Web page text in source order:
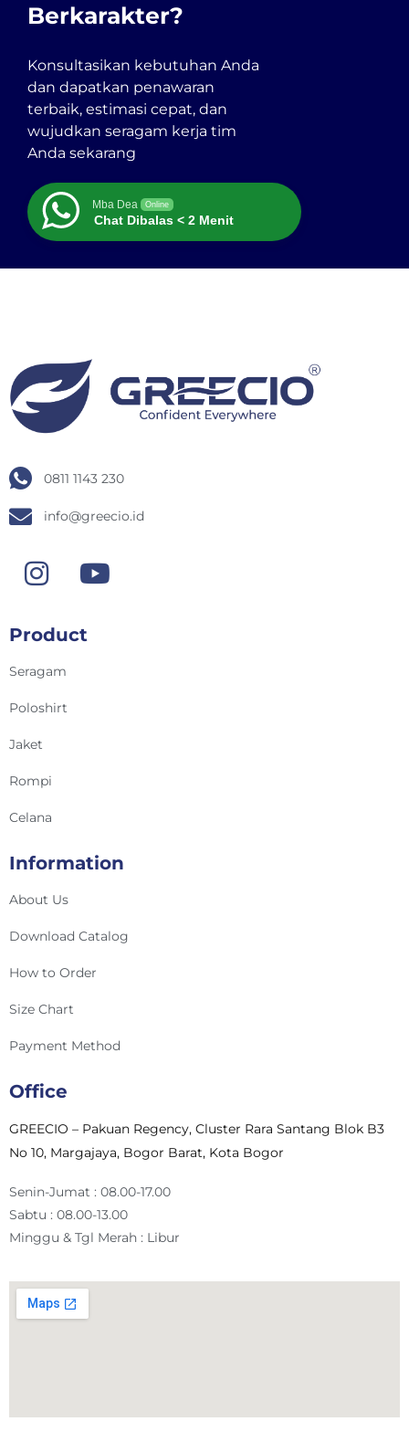
Berkarakter?
Konsultasikan kebutuhan Anda
dan dapatkan penawaran
terbaik, estimasi cepat, dan
wujudkan seragam kerja tim
Anda sekarang
Mba Dea Online
Chat Dibalas < 2 Menit
0811 1143 230
info@greecio.id
Product
Seragam
Poloshirt
Jaket
Rompi
Celana
Information
About Us
Download Catalog
How to Order
Size Chart
Payment Method
Office
GREECIO – Pakuan Regency, Cluster Rara Santang Blok B3
No 10, Margajaya, Bogor Barat, Kota Bogor
Senin-Jumat : 08.00-17.00
Sabtu : 08.00-13.00
Minggu & Tgl Merah : Libur